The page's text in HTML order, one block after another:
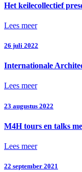
Het keilecollectief
Lees meer
26 juli 2022
Internationale
Lees meer
23 augustus 2022
M4H tours en talks
Lees meer
22 september 2021